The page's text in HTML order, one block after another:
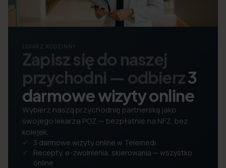
LEKARZ RODZINNY
Zapisz się do naszej
przychodni — odbierz3
darmowe wizyty online
Wybierz naszą przychodnię partnerską jako
swojego lekarza POZ — bezpłatnie na NFZ, bez
kolejek.
3 darmowe wizyty online w Telemedi
Recepty, e-zwolnienia, skierowania — wszystko
online